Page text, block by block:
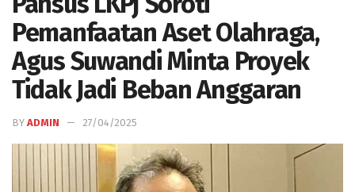
Pemanfaatan Aset Olahraga,
Agus Suwandi Minta Proyek
Tidak Jadi Beban Anggaran
BY ADMIN 27/04/2025